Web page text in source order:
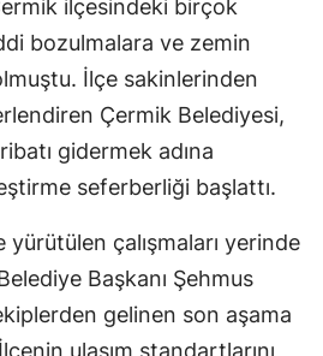
ilçesindeki birçok
bozulmalara ve zemin
İlçe sakinlerinden
Çermik Belediyesi,
gidermek adına
seferberliği başlattı.
çalışmaları yerinde
Başkanı Şehmus
gelinen son aşama
ulaşım standartlarını